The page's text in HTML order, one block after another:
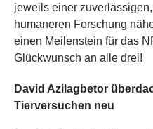
jeweils einer
humaneren Forschung
einen Meilenstein für das
Glückwunsch an alle drei!
David Azilagbetor
Tierversuchen neu